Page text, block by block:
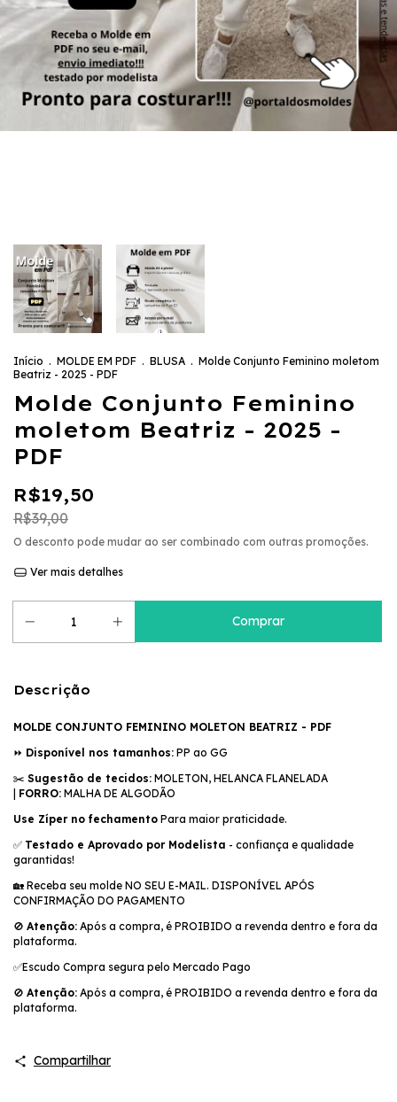
Início . MOLDE EM PDF . BLUSA . Molde Conjunto Feminino moletom
Beatriz - 2025 - PDF
Molde Conjunto Feminino
moletom Beatriz - 2025 -
PDF
R$19,50
R$39,00
O desconto pode mudar ao ser combinado com outras promoções.
Ver mais detalhes
Descrição
MOLDE CONJUNTO FEMININO MOLETON BEATRIZ - PDF
⏩️ Disponível nos tamanhos: PP ao GG
✂️ Sugestão de tecidos: MOLETON, HELANCA FLANELADA
FORRO: MALHA DE ALGODÃO
Use Zíper no fechamento Para maior praticidade.
✅ Testado e Aprovado por Modelista - confiança e qualidade
garantidas!
🏡 Receba seu molde NO SEU E-MAIL. DISPONÍVEL APÓS
CONFIRMAÇÃO DO PAGAMENTO
🚫 Atenção: Após a compra, é PROIBIDO a revenda dentro e fora da
plataforma.
✅️Escudo Compra segura pelo Mercado Pago
🚫 Atenção: Após a compra, é PROIBIDO a revenda dentro e fora da
plataforma.
Compartilhar